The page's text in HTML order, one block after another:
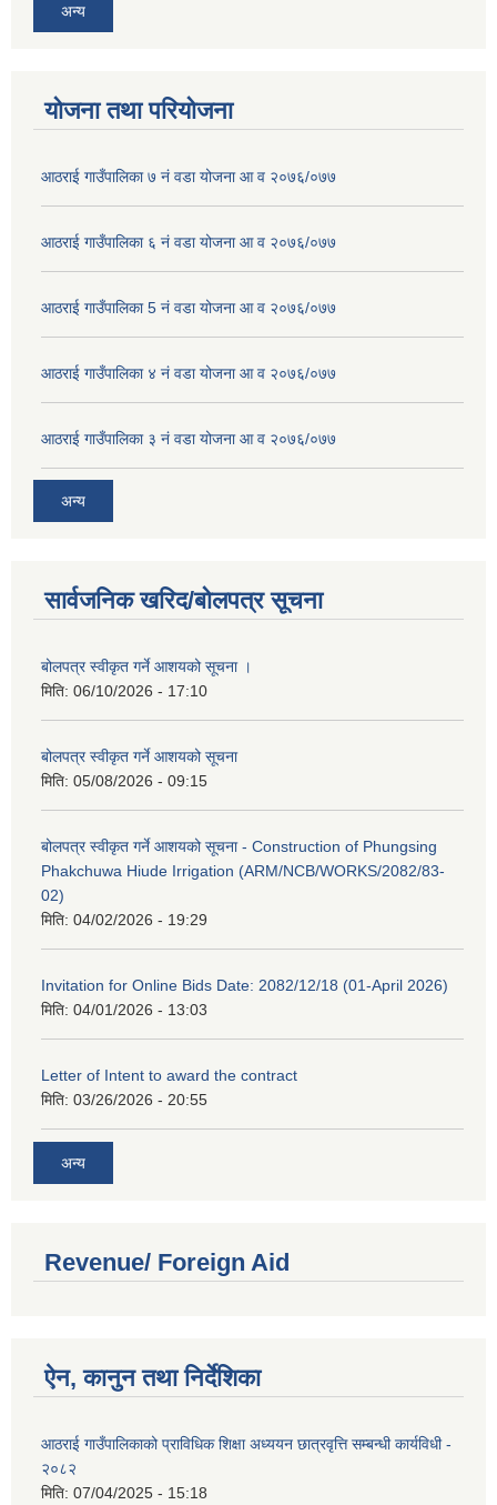
अन्य
योजना तथा परियोजना
आठराई गाउँपालिका ७ नं वडा योजना आ व २०७६/०७७
आठराई गाउँपालिका ६ नं वडा योजना आ व २०७६/०७७
आठराई गाउँपालिका 5 नं वडा योजना आ व २०७६/०७७
आठराई गाउँपालिका ४ नं वडा योजना आ व २०७६/०७७
आठराई गाउँपालिका ३ नं वडा योजना आ व २०७६/०७७
अन्य
सार्वजनिक खरिद/बोलपत्र सूचना
बोलपत्र स्वीकृत गर्ने आशयको सूचना ।
मिति: 06/10/2026 - 17:10
बोलपत्र स्वीकृत गर्ने आशयको सूचना
मिति: 05/08/2026 - 09:15
बोलपत्र स्वीकृत गर्ने आशयको सूचना - Construction of Phungsing
Phakchuwa Hiude Irrigation (ARM/NCB/WORKS/2082/83-
02)
मिति: 04/02/2026 - 19:29
Invitation for Online Bids Date: 2082/12/18 (01-April 2026)
मिति: 04/01/2026 - 13:03
Letter of Intent to award the contract
मिति: 03/26/2026 - 20:55
अन्य
Revenue/ Foreign Aid
ऐन, कानुन तथा निर्देशिका
आठराई गाउँपालिकाको प्राविधिक शिक्षा अध्ययन छात्रवृत्ति सम्बन्धी कार्यविधी -
२०८२
मिति: 07/04/2025 - 15:18